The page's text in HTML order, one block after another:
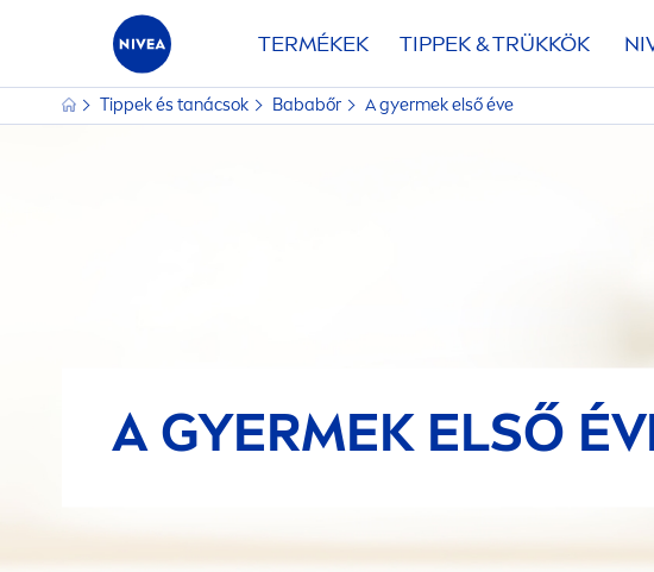
TERMÉKEK TIPPEK & TRÜKKÖK
Tippek és tanácsok Bababőr A gyermek első éve
A GYERMEK ELSŐ